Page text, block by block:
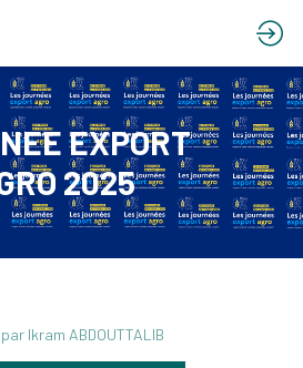
EXPORT
2025
par Ikram ABDOUTTALIB